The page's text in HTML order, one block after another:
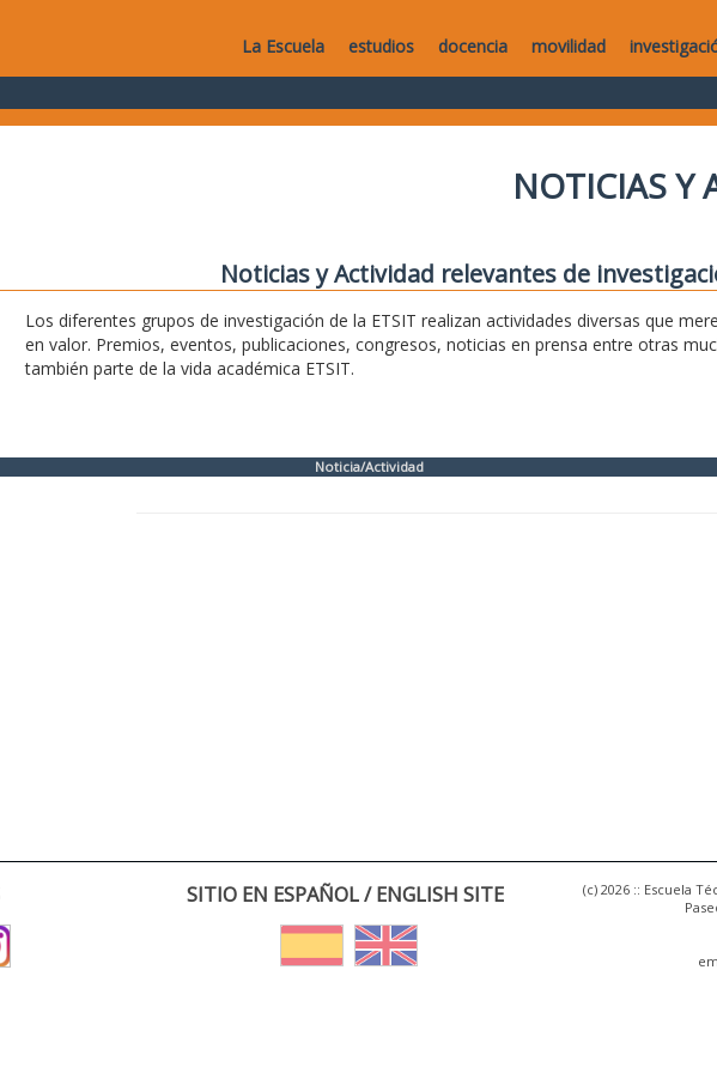
La Escuela estudios docencia movilidad
NOTICIAS Y
Noticias y Actividad relevantes de
Los diferentes grupos de investigación de la ETSIT realizan actividades diversas que
en valor. Premios, eventos, publicaciones, congresos, noticias en prensa entre otras
también parte de la vida académica ETSIT.
Noticia/Actividad
SITIO EN ESPAÑOL / ENGLISH SITE
(c) 2026 :: Escuela